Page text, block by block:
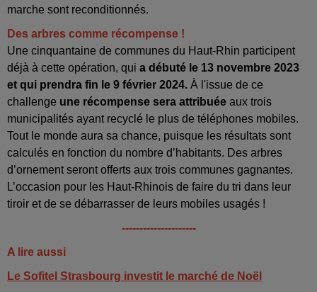
marche sont reconditionnés.
Des arbres comme récompense !
Une cinquantaine de communes du Haut-Rhin participent
déjà à cette opération, qui a débuté le 13 novembre 2023
et qui prendra fin le 9 février 2024. À l'issue de ce
challenge une récompense sera attribuée aux trois
municipalités ayant recyclé le plus de téléphones mobiles.
Tout le monde aura sa chance, puisque les résultats sont
calculés en fonction du nombre d’habitants. Des arbres
d’ornement seront offerts aux trois communes gagnantes.
L’occasion pour les Haut-Rhinois de faire du tri dans leur
tiroir et de se débarrasser de leurs mobiles usagés !
---------------------
A lire aussi
Le Sofitel Strasbourg investit le marché de Noël